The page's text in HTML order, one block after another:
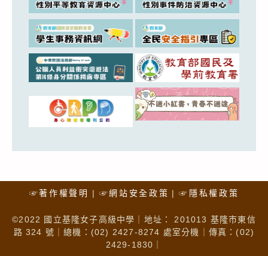
☞著作權聲明 ☞網站安全政策 ☞隱私權政策
©2022 國立基隆女子高級中學｜地址： 201013 基隆市東信
路 324 號｜總機：(02) 2427-8274 處室分機｜傳真：(02)
2429-1830｜